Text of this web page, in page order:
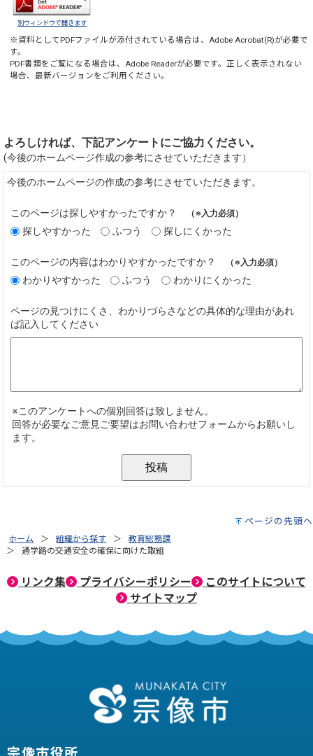
別ウィンドウで開きます
※資料としてPDFファイルが添付されている場合は、Adobe Acrobat(R)が必要で
す。
PDF書類をご覧になる場合は、Adobe Readerが必要です。正しく表示されない
場合、最新バージョンをご利用ください。
ページの先頭へ
ホーム 組織から探す
教育総務課
通学路の交通安全の確保に向けた取組
リンク集 プライバシーポリシー
このサイトについて
サイトマップ